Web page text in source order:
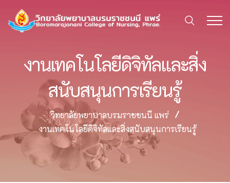
งานเทคโนโลยีดิจิทัลและสิ่ง
สนับสนุนการเรียนรู้
วิทยาลัยพยาบาลบรมราชชนนี แพร่
งานเทคโนโลยีดิจิทัลและสิ่งสนับสนุนการเรียนรู้